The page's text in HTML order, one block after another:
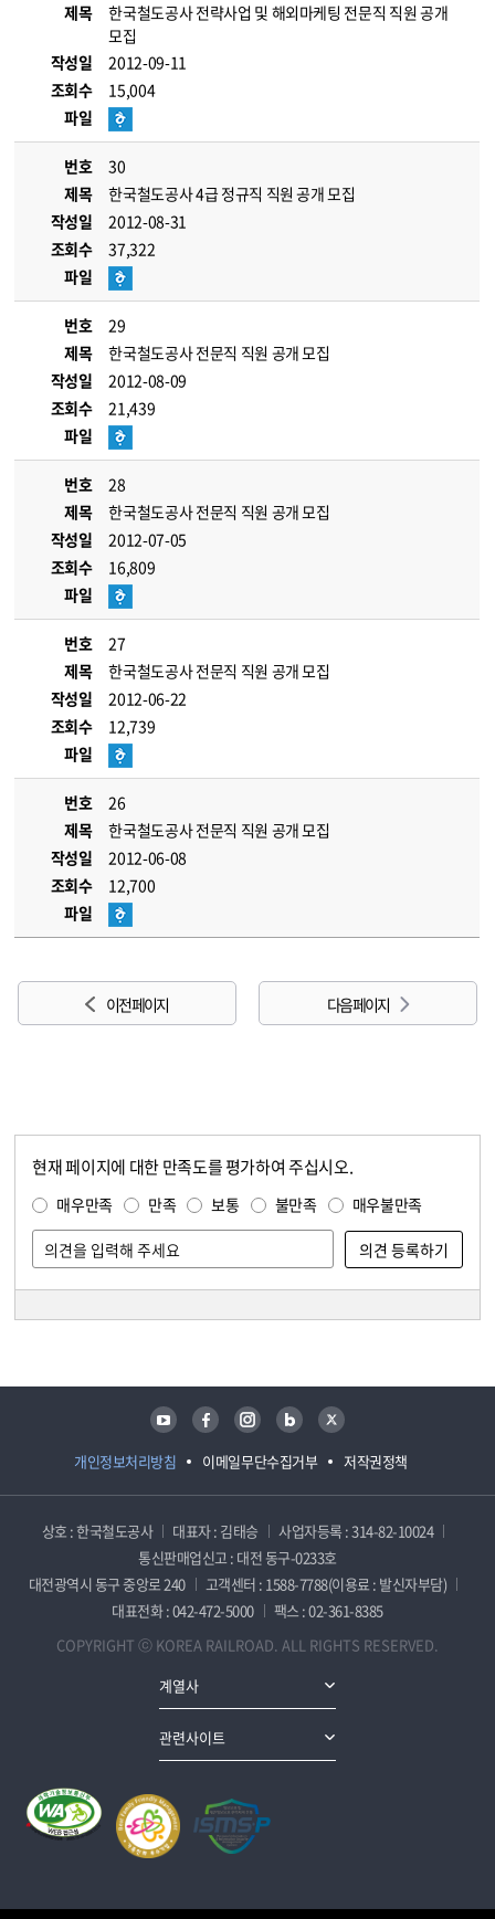
제목
한국철도공사 전략사업 및 해외마케팅 전문직 직원 공개
모집
작성일
2012-09-11
조회수
15,004
파일
번호
30
제목
한국철도공사 4급 정규직 직원 공개 모집
작성일
2012-08-31
조회수
37,322
파일
번호
29
제목
한국철도공사 전문직 직원 공개 모집
작성일
2012-08-09
조회수
21,439
파일
번호
28
제목
한국철도공사 전문직 직원 공개 모집
작성일
2012-07-05
조회수
16,809
파일
번호
27
제목
한국철도공사 전문직 직원 공개 모집
작성일
2012-06-22
조회수
12,739
파일
번호
26
제목
한국철도공사 전문직 직원 공개 모집
작성일
2012-06-08
조회수
12,700
파일
이전 페이지 다음 페이지
현재 페이지에 대한 만족도를 평가하여 주십시오.
매우만족 만족 보통 불만족 매우불만족
개인정보처리방침 이메일무단수집거부 저작권정책
유튜브 페이스북 인스타그램 블로그 트위터
상호 : 한국철도공사 대표자 : 김태승
사업자등록 : 314-82-10024
통신판매업신고 : 대전 동구-0233호
대전광역시 동구 중앙로 240
고객센터 : 1588-7788(이용료 : 발신자부담)
대표전화 : 042-472-5000
팩스 : 02-361-8385
COPYRIGHT ⓒ KOREA RAILROAD. ALL RIGHTS RESERVED.
계열사
관련사이트